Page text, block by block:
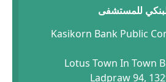
للمستشفى
: Kasikorn Bank Public
1329/10 Ladpraw 94,